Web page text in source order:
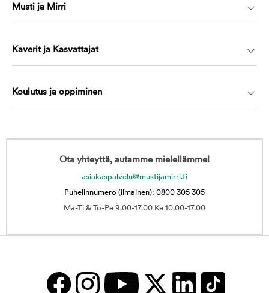
Musti ja Mirri
Kaverit ja Kasvattajat
Koulutus ja oppiminen
Ota yhteyttä, autamme mielellämme!
asiakaspalvelu@mustijamirri.fi
Puhelinnumero (ilmainen): 0800 305 305
Ma-Ti & To-Pe 9.00-17.00 Ke 10.00-17.00